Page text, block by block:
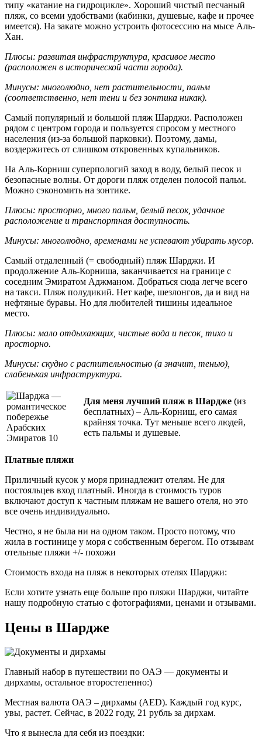
типу «катание на гидроцикле». Хороший чистый песчаный
пляж, со всеми удобствами (кабинки, душевые, кафе и прочее
имеется). На закате можно устроить фотосессию на мысе Аль-
Хан.
Плюсы: развитая инфраструктура, красивое место
(расположен в исторической части города).
Минусы: многолюдно, нет растительности, пальм
(соответственно, нет тени и без зонтика никак).
Самый популярный и большой пляж Шарджи. Расположен
рядом с центром города и пользуется спросом у местного
населения (из-за большой парковки). Поэтому, дамы,
воздержитесь от слишком откровенных купальников.
На Аль-Корниш суперпологий заход в воду, белый песок и
безопасные волны. От дороги пляж отделен полосой пальм.
Можно сэкономить на зонтике.
Плюсы: просторно, много пальм, белый песок, удачное
расположение и транспортная доступность.
Минусы: многолюдно, временами не успевают убирать мусор.
Самый отдаленный (= свободный) пляж Шарджи. И
продолжение Аль-Корниша, заканчивается на границе с
соседним Эмиратом Аджманом. Добраться сюда легче всего
на такси. Пляж полудикий. Нет кафе, шезлонгов, да и вид на
нефтяные буравы. Но для любителей тишины идеальное
место.
Плюсы: мало отдыхающих, чистые вода и песок, тихо и
просторно.
Минусы: скудно с растительностью (а значит, тенью),
слабенькая инфраструктура.
Для меня лучший пляж в Шардже (из
бесплатных) – Аль-Корниш, его самая
крайняя точка. Тут меньше всего людей,
есть пальмы и душевые.
Платные пляжи
Приличный кусок у моря принадлежит отелям. Не для
постояльцев вход платный. Иногда в стоимость туров
включают доступ к частным пляжам не вашего отеля, но это
все очень индивидуально.
Честно, я не была ни на одном таком. Просто потому, что
жила в гостинице у моря с собственным берегом. По отзывам
отельные пляжи +/- похожи
Стоимость входа на пляж в некоторых отелях Шарджи:
Если хотите узнать еще больше про пляжи Шарджи, читайте
нашу подробную статью с фотографиями, ценами и отзывами.
Цены в Шардже
Главный набор в путешествии по ОАЭ — документы и
дирхамы, остальное второстепенно:)
Местная валюта ОАЭ – дирхамы (AED). Каждый год курс,
увы, растет. Сейчас, в 2022 году, 21 рубль за дирхам.
Что я вынесла для себя из поездки: